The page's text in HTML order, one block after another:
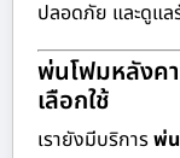
ปลอดภัย และดูแล
พ่นโฟมหลังค
เลือกใช้
เรายังมีบริการพ่